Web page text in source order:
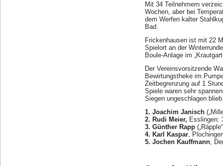
Mit 34 Teilnehmern
Wochen, aber bei
dem Werfen kalter
Bad.
Frickenhausen ist mit 22
Spielort an der
Boule-Anlage im
Der Vereinsvorsitzende
Bewirtungstheke im
Zeitbegrenzung auf 1
Spiele waren sehr
Siegen ungeschlagen
1. Joachim Janisch
2. Rudi Meier, Esslingen:
3. Günther Rapp
4. Karl Kaspar,
5. Jochen Kauffmann,